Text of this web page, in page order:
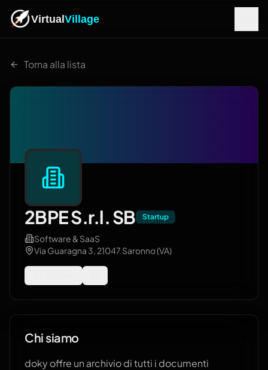
VirtualVillage
Torna alla lista
2BPE S.r.l. SB Startup
Software & SaaS
Via Guaragna 3, 21047 Saronno (VA)
Chi siamo
doky offre un archivio di tutti i documenti